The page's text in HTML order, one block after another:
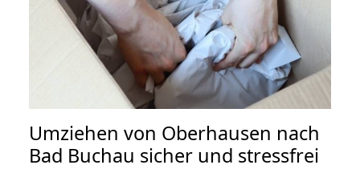
Umziehen von Oberhausen nach
Bad Buchau sicher und stressfrei